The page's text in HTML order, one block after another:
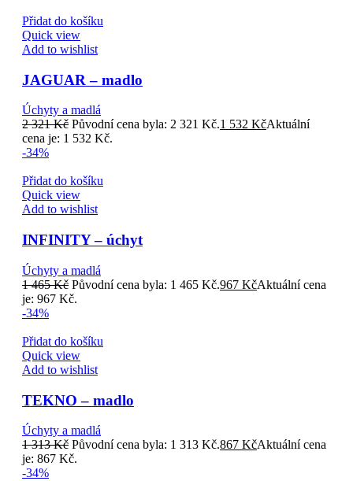
Přidat do košíku
Quick view
Add to wishlist
JAGUAR – madlo
Úchyty a madlá
2 321Kč Původní cena byla: 2 321 Kč.1 532 KčAktuální
cena je: 1 532 Kč.
-34%
Přidat do košíku
Quick view
Add to wishlist
INFINITY – úchyt
Úchyty a madlá
1 465Kč Původní cena byla: 1 465 Kč.967 KčAktuální cena
je: 967 Kč.
-34%
Přidat do košíku
Quick view
Add to wishlist
TEKNO – madlo
Úchyty a madlá
1 313Kč Původní cena byla: 1 313 Kč.867 KčAktuální cena
je: 867 Kč.
-34%